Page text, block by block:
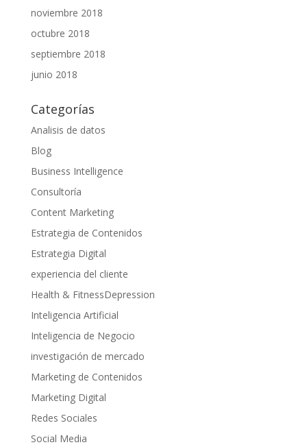
noviembre 2018
octubre 2018
septiembre 2018
junio 2018
Categorías
Analisis de datos
Blog
Business Intelligence
Consultoría
Content Marketing
Estrategia de Contenidos
Estrategia Digital
experiencia del cliente
Health & FitnessDepression
Inteligencia Artificial
Inteligencia de Negocio
investigación de mercado
Marketing de Contenidos
Marketing Digital
Redes Sociales
Social Media